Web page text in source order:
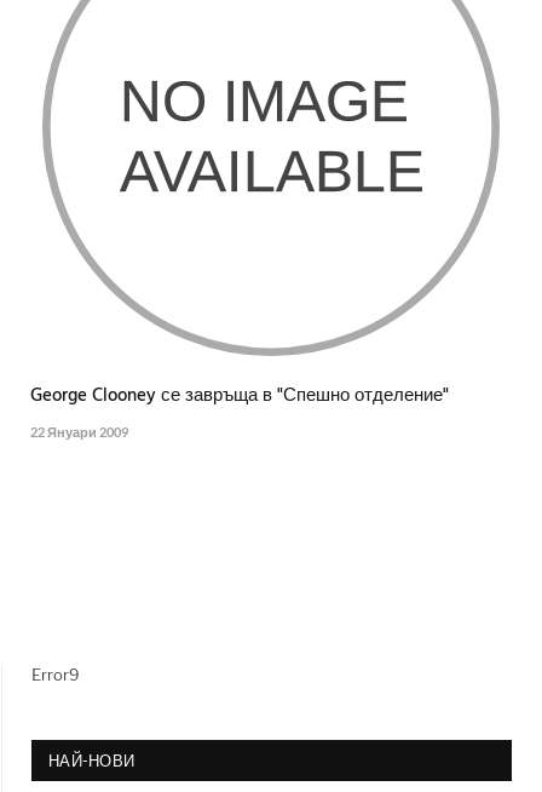
George Clooney се завръща в "Спешно отделение"
22 Януари 2009
Error9
НАЙ-НОВИ